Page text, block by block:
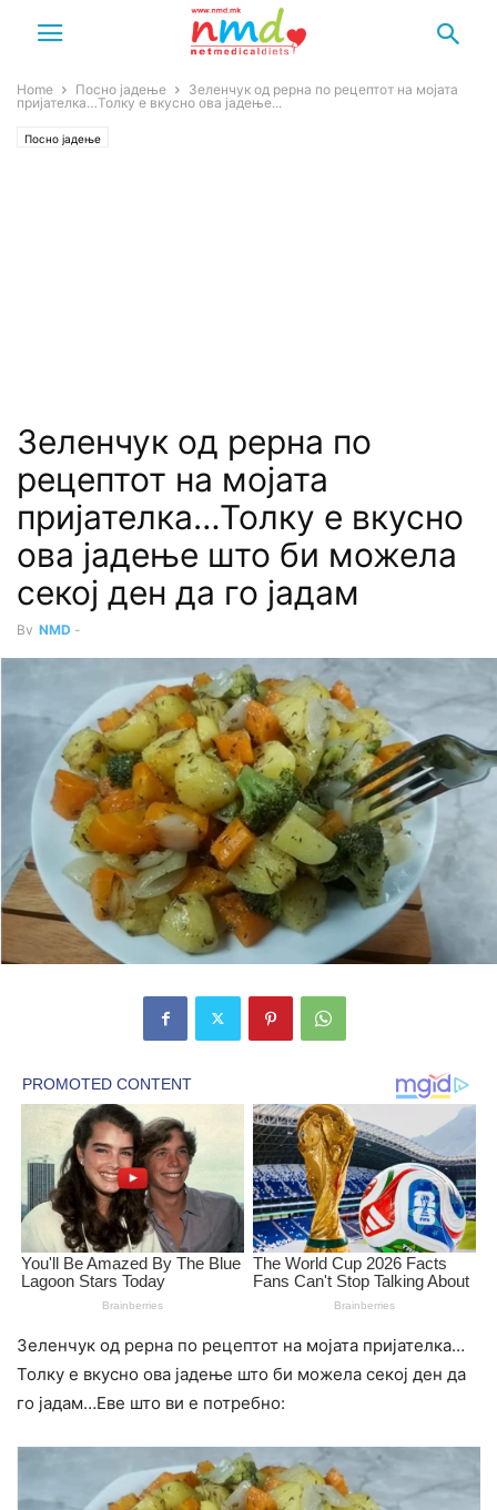
Home Посно јадење
Зеленчук од рерна по рецептот на мојата
пријателка…Толку е вкусно ова јадење...
Посно јадење
Зеленчук од рерна по
рецептот на мојата
пријателка…Толку е вкусно
ова јадење што би можела
секој ден да го јадам
By NMD -
Зеленчук од рерна по рецептот на мојата пријателка…
Толку е вкусно ова јадење што би можела секој ден да
го јадам…Еве што ви е потребно: